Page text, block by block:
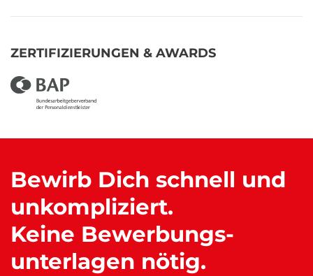
ZERTIFIZIERUNGEN & AWARDS
Bewirb Dich schnell und
unkompliziert.
Keine Bewerbungs-
unterlagen nötig.